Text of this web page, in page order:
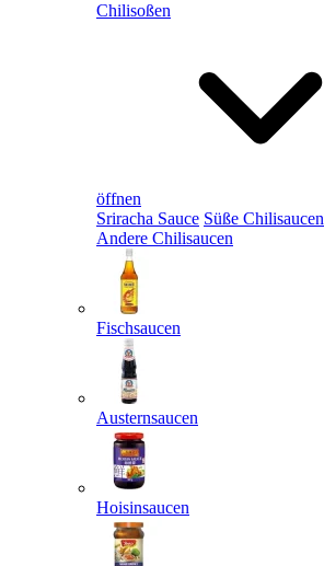
Chilisoßen
öffnen
Sriracha Sauce Süße Chilisaucen
Andere Chilisaucen
Fischsaucen
Austernsaucen
Hoisinsaucen